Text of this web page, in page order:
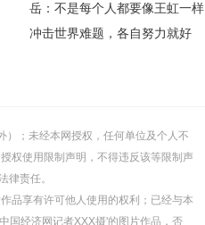
岳：不是每个人都要像王虹一样
冲击世界难题，各自努力就好
）；未经本网授权，任何单位及个人不
权使用限制声明，不得违反该等限制声
律责任。
品享有许可他人使用的权利；已经与本
国经济网记者XXX摄'的图片作品，否